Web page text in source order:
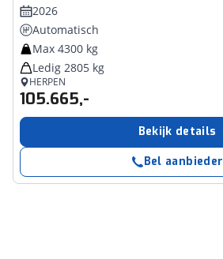
2026
Automatisch
Max 4300 kg
Ledig 2805 kg
HERPEN
105.665,-
Bekijk details
Bel aanbieder